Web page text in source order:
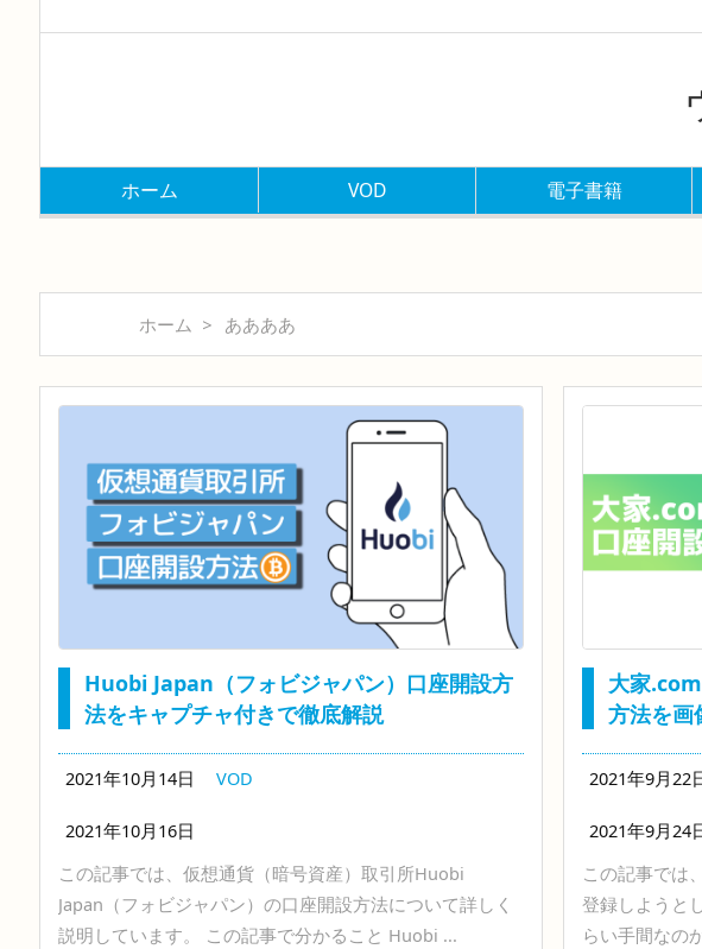
ホーム VOD 電子書籍
ホーム > ああああ
Huobi Japan（フォビジャパン）口座開設方
法をキャプチャ付きで徹底解説
2021年10月14日 VOD
2021年10月16日
この記事では、仮想通貨（暗号資産）取引所Huobi
Japan（フォビジャパン）の口座開設方法について詳しく
説明しています。 この記事で分かること Huobi ...
大家
方法を画
2021年9月22
2021年9月24
この記事では
登録しようと
らい手間なの